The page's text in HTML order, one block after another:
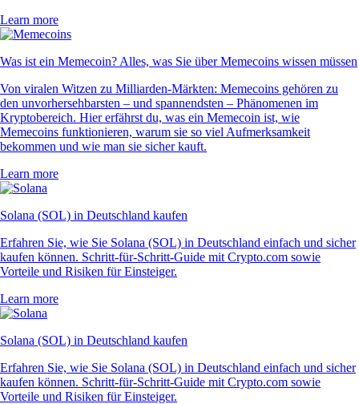
Learn more
Was ist ein Memecoin? Alles, was Sie über Memecoins wissen müssen
Von viralen Witzen zu Milliarden-Märkten: Memecoins gehören zu
den unvorhersehbarsten – und spannendsten – Phänomenen im
Kryptobereich. Hier erfährst du, was ein Memecoin ist, wie
Memecoins funktionieren, warum sie so viel Aufmerksamkeit
bekommen und wie man sie sicher kauft.
Learn more
Solana (SOL) in Deutschland kaufen
Erfahren Sie, wie Sie Solana (SOL) in Deutschland einfach und sicher
kaufen können. Schritt-für-Schritt-Guide mit Crypto.com sowie
Vorteile und Risiken für Einsteiger.
Learn more
Solana (SOL) in Deutschland kaufen
Erfahren Sie, wie Sie Solana (SOL) in Deutschland einfach und sicher
kaufen können. Schritt-für-Schritt-Guide mit Crypto.com sowie
Vorteile und Risiken für Einsteiger.